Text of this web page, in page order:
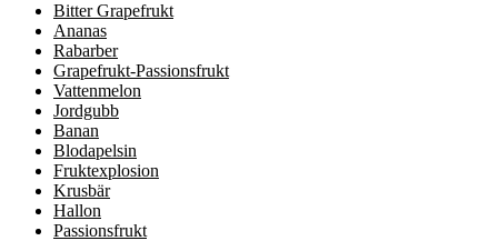
Bitter Grapefrukt
Ananas
Rabarber
Grapefrukt-Passionsfrukt
Vattenmelon
Jordgubb
Banan
Blodapelsin
Fruktexplosion
Krusbär
Hallon
Passionsfrukt